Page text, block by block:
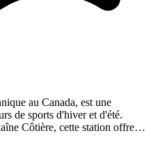
au Canada, est une
de sports d'hiver et d'été.
Côtière, cette station offre…